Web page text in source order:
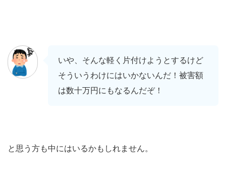
いや、そんな軽く片付けようとするけど
そういうわけにはいかないんだ！被害額
は数十万円にもなるんだぞ！
と思う方も中にはいるかもしれません。